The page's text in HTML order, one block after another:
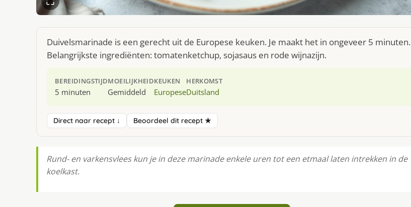
Duivelsmarinade is een gerecht uit de Europese keuken. Je maakt het in ongeveer 5 minuten.
Belangrijkste ingrediënten: tomatenketchup, sojasaus en rode wijnazijn.
BEREIDINGSTIJD
5 minuten
MOEILIJKHEID
Gemiddeld
KEUKEN
Europese
HERKOMST
Duitsland
Direct naar recept ↓ Beoordeel dit recept ★
Rund- en varkensvlees kun je in deze marinade enkele uren tot een etmaal laten intrekken in de
koelkast.